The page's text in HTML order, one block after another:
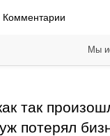
Комментарии
так
потерял
Мы